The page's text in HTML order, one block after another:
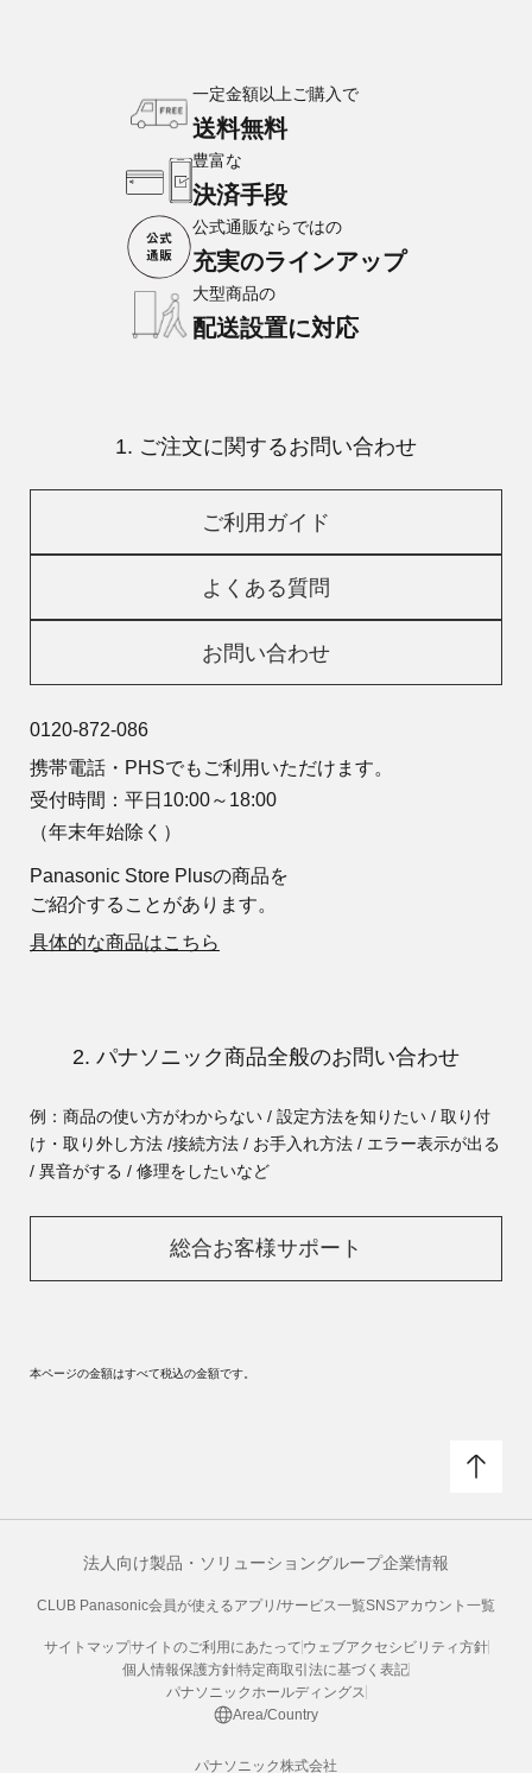
一定金額以上ご購入で
送料無料
豊富な
決済手段
公式通販ならではの
充実のラインアップ
大型商品の
配送設置に対応
1. ご注文に関するお問い合わせ
ご利用ガイド
よくある質問
お問い合わせ
0120-872-086
携帯電話・PHSでもご利用いただけます。
受付時間：平日10:00～18:00
（年末年始除く）
Panasonic Store Plusの商品を
ご紹介することがあります。
具体的な商品はこちら
2. パナソニック商品全般のお問い合わせ
例：商品の使い方がわからない / 設定方法を知りたい / 取り付
け・取り外し方法 /接続方法 / お手入れ方法 / エラー表示が出る
/ 異音がする / 修理をしたいなど
総合お客様サポート
本ページの金額はすべて税込の金額です。
法人向け製品・ソリューショングループ企業情報
CLUB Panasonic会員が使えるアプリ/サービス一覧SNSアカウント一覧
サイトマップサイトのご利用にあたって ウェブアクセシビリティ方針
個人情報保護方針特定商取引法に基づく表記
パナソニックホールディングス
Area/Country
パナソニック株式会社